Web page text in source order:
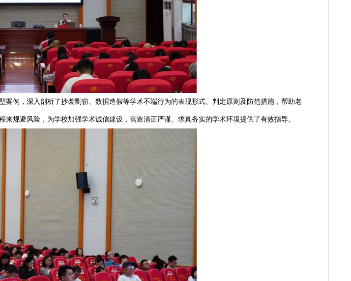
结合典型案例，深入剖析了抄袭剽窃、数据造假等学术不端行为的表现形式、判定原则及防范措施
过规范流程来规避风险，为学校加强学术诚信建设，营造清正严谨、求真务实的学术环境提供了有效